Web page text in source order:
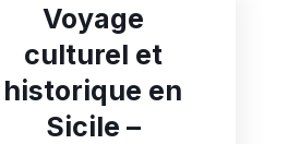
Voyage
culturel et
historique en
Sicile –